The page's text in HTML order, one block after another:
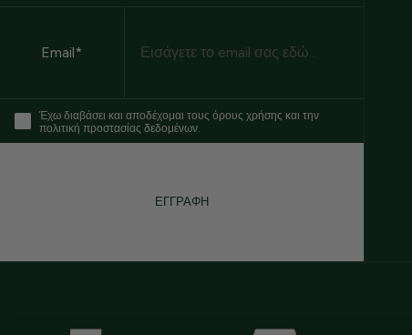
Email*
Έχω διαβάσει και αποδέχομαι τους όρους χρήσης και την
πολιτική προστασίας δεδομένων.
ΕΓΓΡΑΦΗ